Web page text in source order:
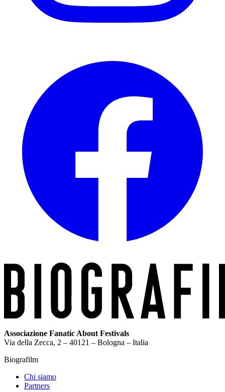
Associazione Fanatic About Festivals
Via della Zecca, 2 – 40121 – Bologna – Italia
Biografilm
Chi siamo
Partners